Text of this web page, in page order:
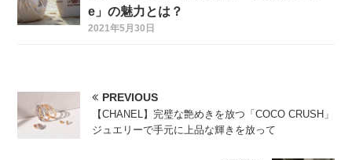
e」の魅力とは？
2021年5月30日
PREVIOUS
【CHANEL】完璧な艶めきを放つ「COCO CRUSH」
ジュエリーで手元に上品な輝きを放って